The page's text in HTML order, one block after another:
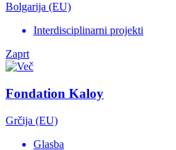
Bolgarija (EU)
Interdisciplinarni projekti
Zaprt
Fondation Kaloy
Grčija (EU)
Glasba